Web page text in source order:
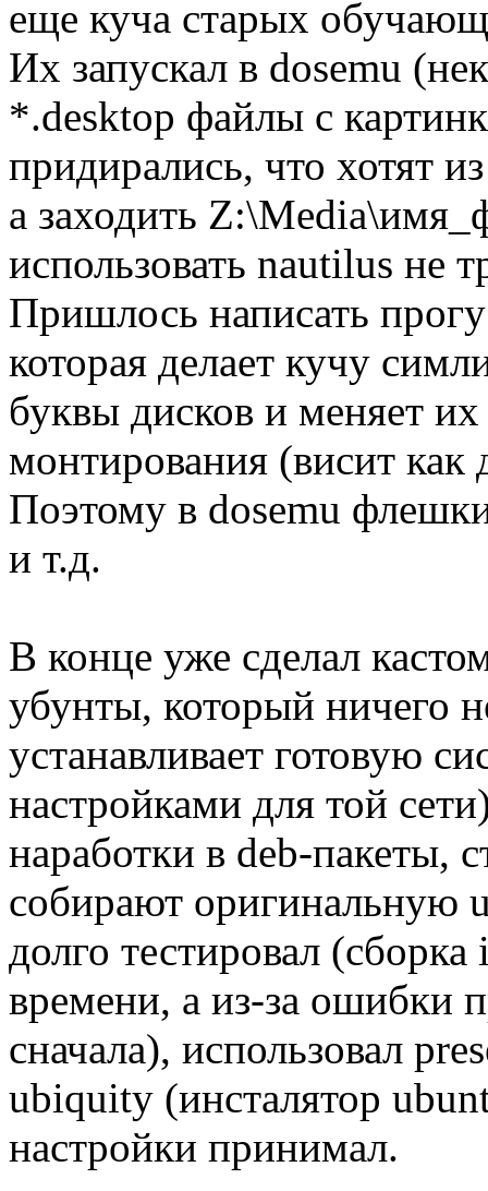
еще куча старых
Их запускал в dosemu
*.desktop файлы с
придирались, что хотят
а заходить
использовать nautilus не
Пришлось написать
которая делает кучу
буквы дисков и меняет
монтирования (висит
Поэтому в dosemu
и т.д.
В конце уже сделал
убунты, который ничего
устанавливает готовую
настройками для той
наработки в deb-пакеты,
собирают оригинальную
долго тестировал
времени, а из-за ошибки
сначала), использовал
ubiquity (инсталятор
настройки принимал.